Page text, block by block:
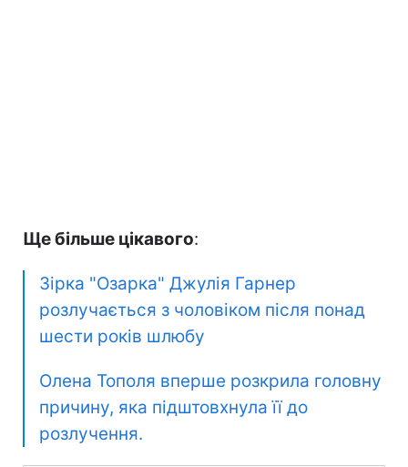
Ще більше цікавого:
Зірка "Озарка" Джулія Гарнер
розлучається з чоловіком після понад
шести років шлюбу
Олена Тополя вперше розкрила головну
причину, яка підштовхнула її до
розлучення.